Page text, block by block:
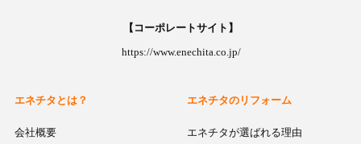
【コーポレートサイト】
https://www.enechita.co.jp/
エネチタとは？
会社概要
エネチタのリフォーム
エネチタが選ばれる理由